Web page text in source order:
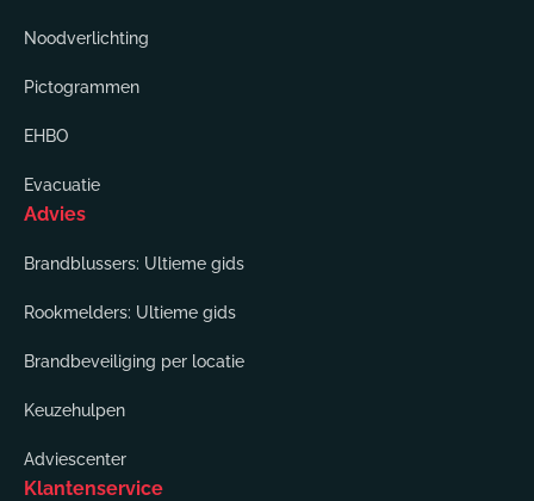
Noodverlichting
Pictogrammen
EHBO
Evacuatie
Advies
Brandblussers: Ultieme gids
Rookmelders: Ultieme gids
Brandbeveiliging per locatie
Keuzehulpen
Adviescenter
Klantenservice